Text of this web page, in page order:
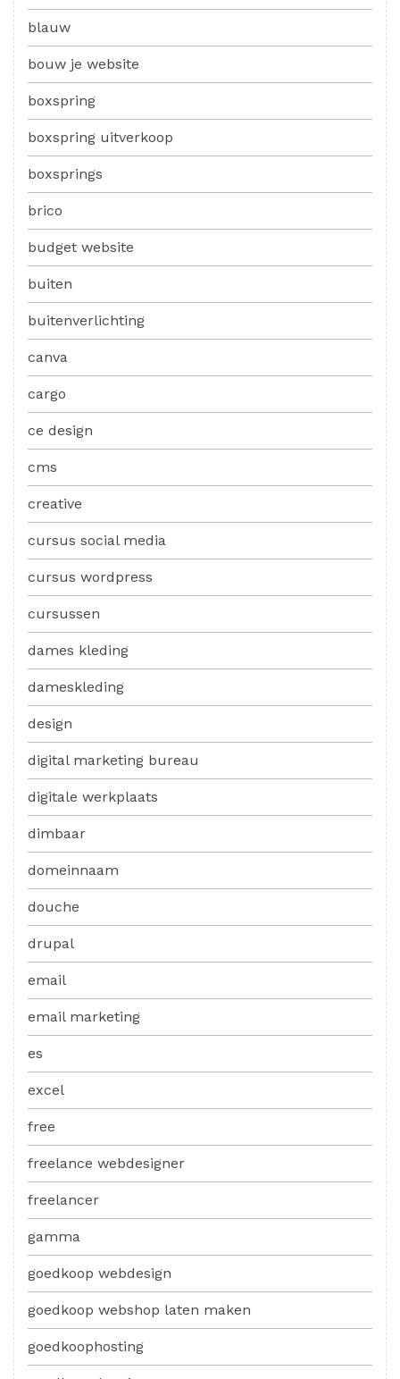
blauw
bouw je website
boxspring
boxspring uitverkoop
boxsprings
brico
budget website
buiten
buitenverlichting
canva
cargo
ce design
cms
creative
cursus social media
cursus wordpress
cursussen
dames kleding
dameskleding
design
digital marketing bureau
digitale werkplaats
dimbaar
domeinnaam
douche
drupal
email
email marketing
es
excel
free
freelance webdesigner
freelancer
gamma
goedkoop webdesign
goedkoop webshop laten maken
goedkoophosting